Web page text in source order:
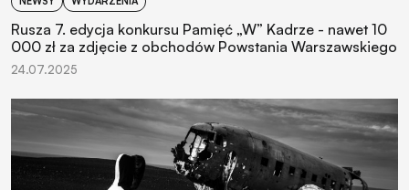
Rusza 7. edycja konkursu Pamięć „W” Kadrze - nawet 10
000 zł za zdjęcie z obchodów Powstania Warszawskiego
24.07.2025